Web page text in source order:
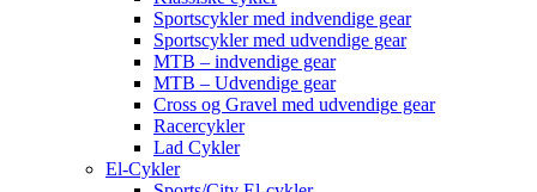
Sportscykler med indvendige gear
Sportscykler med udvendige gear
MTB – indvendige gear
MTB – Udvendige gear
Cross og Gravel med udvendige gear
Racercykler
Lad Cykler
El-Cykler